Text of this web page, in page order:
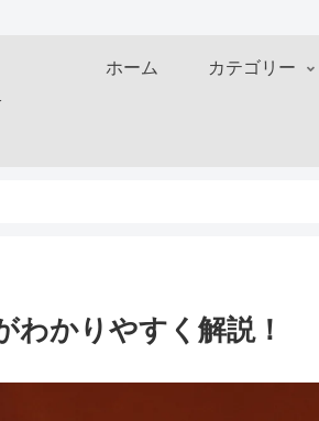
ホーム カテゴリー
わかりやすく解説！